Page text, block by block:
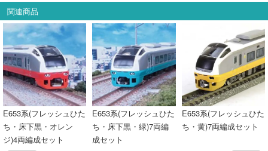
関連商品
E653系(フレッシュひた
ち・床下黒・オレン
ジ)4両編成セット
E653系(フレッシュひた
ち・床下黒・緑)7両編
成セット
E653系(フレッシュひた
ち・黄)7両編成セット